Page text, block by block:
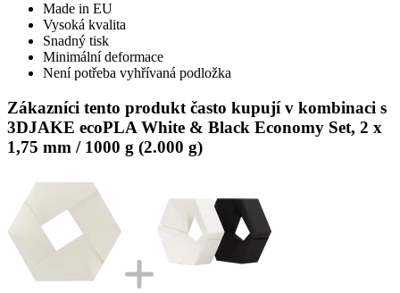
Made in EU
Vysoká kvalita
Snadný tisk
Minimální deformace
Není potřeba vyhřívaná podložka
Zákazníci tento produkt často kupují v kombinaci s
3DJAKE ecoPLA White & Black Economy Set, 2 x
1,75 mm / 1000 g (2.000 g)